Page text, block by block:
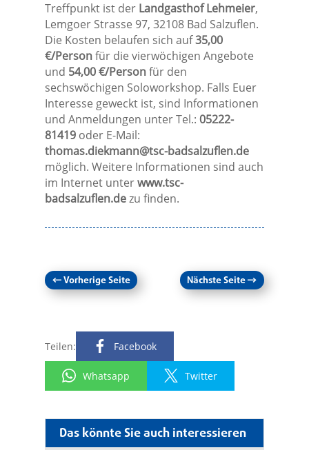
Das könnte Sie auch interessieren
Treffpunkt ist der Landgasthof Lehmeier,
Lemgoer Strasse 97, 32108 Bad Salzuflen.
Die Kosten belaufen sich auf35,00
€/Personfür die vierwöchigen Angebote
und 54,00 €/Personfür den
sechswöchigen Soloworkshop. Falls Euer
Interesse geweckt ist, sind Informationen
und Anmeldungen unter Tel.: 05222-
81419oder E-Mail:
thomas.diekmann@tsc-badsalzuflen.de
möglich. Weitere Informationen sind auch
im Internet unterwww.tsc-
badsalzuflen.dezu finden.
←Vorherige Seite Nächste Seite→
Teilen: Facebook
Whatsapp Twitter